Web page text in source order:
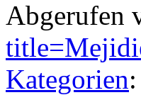
Abgerufen
Kategorien: